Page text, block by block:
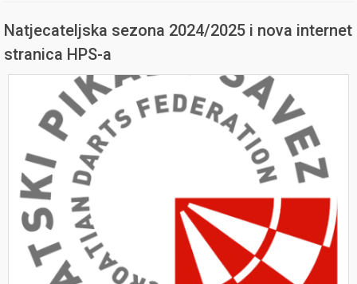
Natjecateljska sezona 2024/2025 i nova internet
stranica HPS-a